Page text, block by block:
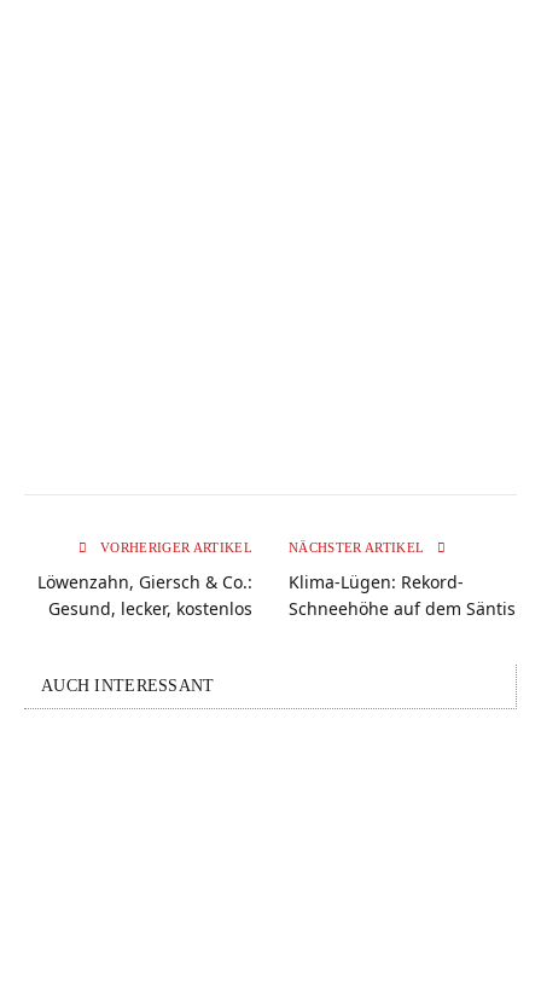
VORHERIGER ARTIKEL
Löwenzahn, Giersch & Co.:
Gesund, lecker, kostenlos
NÄCHSTER ARTIKEL
Klima-Lügen: Rekord-
Schneehöhe auf dem Säntis
AUCH INTERESSANT